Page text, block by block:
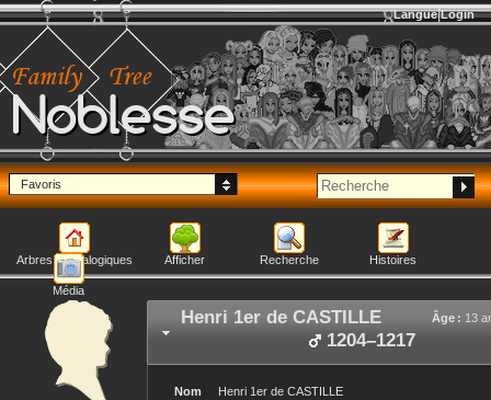
Noblesse
Langue Login
Favoris
Arbres généalogiques Afficher Recherche Histoires
Média
Henri 1er de CASTILLE Âge : 13
1204–1217
Nom Henri 1er de CASTILLE